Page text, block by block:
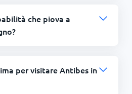
che piova a
per visitare Antibes in